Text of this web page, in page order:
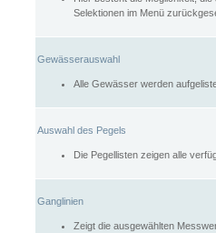
Selektionen im Menü
Gewässerauswahl
Alle Gewässer werden
Auswahl des Pegels
Die Pegellisten zeigen alle
Ganglinien
Zeigt die ausgewählten